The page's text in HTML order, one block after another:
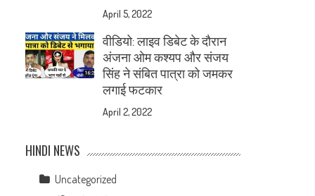
April 5, 2022
वीडियो: लाइव डिबेट के दौरान
अंजना ओम कश्यप और संजय
सिंह ने संबित पात्रा को जमकर
लगाई फटकार
April 2, 2022
HINDI NEWS
Uncategorized